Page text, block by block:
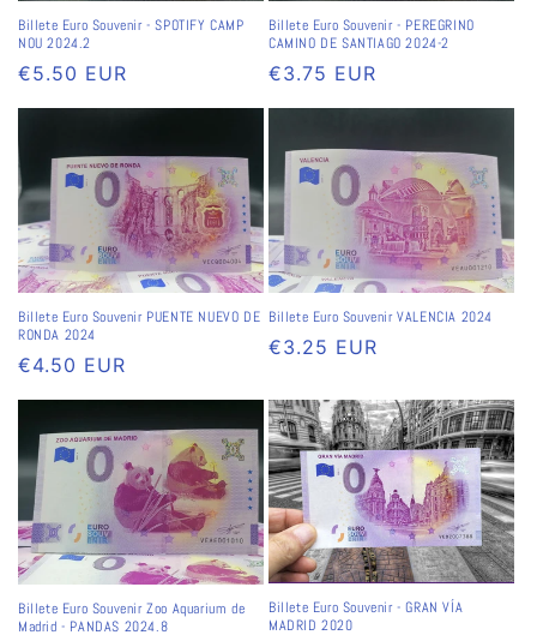
o
n
Billete Euro Souvenir - SPOTIFY CAMP
NOU 2024.2
Prix
habituel
€5.50 EUR
Billete Euro Souvenir - PEREGRINO
CAMINO DE SANTIAGO 2024-2
Prix
habituel
€3.75 EUR
Billete Euro Souvenir PUENTE NUEVO DE
RONDA 2024
Prix
€4.50 EUR
Billete Euro Souvenir VALENCIA 2024
Prix
€3.25 EUR
Billete Euro Souvenir Zoo Aquarium de
Madrid - PANDAS 2024.8
Billete Euro Souvenir - GRAN VÍA
MADRID 2020